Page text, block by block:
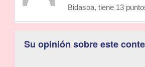
Bidasoa, tiene 13
Su opinión sobre este